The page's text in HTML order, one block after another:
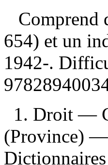
Comprend
654) et un
1942-.
1. Droit —
(Province)